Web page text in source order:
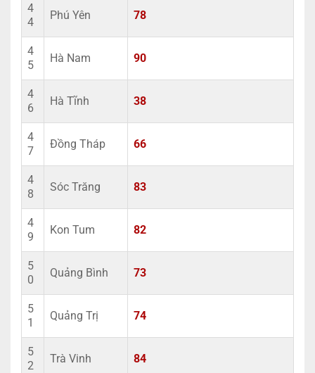
4
4
Phú Yên 78
4
5
Hà Nam 90
4
6
Hà Tĩnh 38
4
7
Đồng Tháp 66
4
8
Sóc Trăng 83
4
9
Kon Tum 82
5
0
Quảng Bình 73
5
1
Quảng Trị 74
5
2
Trà Vinh 84